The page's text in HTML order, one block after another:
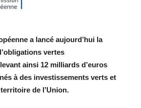
a lancé aujourd’hui la
vertes
ainsi 12 milliards d’euros
à des investissements verts et
de l’Union.